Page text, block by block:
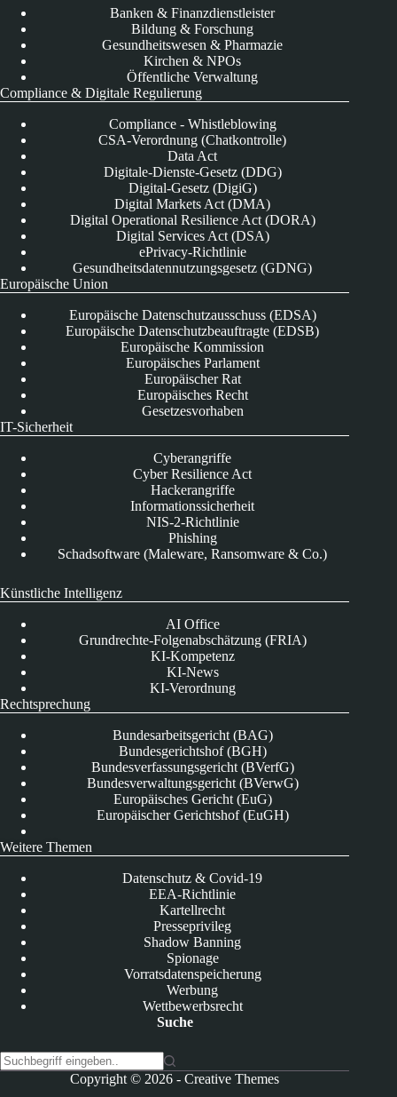
Banken & Finanzdienstleister
Bildung & Forschung
Gesundheitswesen & Pharmazie
Kirchen & NPOs
Öffentliche Verwaltung
Compliance & Digitale Regulierung
Compliance - Whistleblowing
CSA-Verordnung (Chatkontrolle)
Data Act
Digitale-Dienste-Gesetz (DDG)
Digital-Gesetz (DigiG)
Digital Markets Act (DMA)
Digital Operational Resilience Act (DORA)
Digital Services Act (DSA)
ePrivacy-Richtlinie
Gesundheitsdatennutzungsgesetz (GDNG)
Europäische Union
Europäische Datenschutzausschuss (EDSA)
Europäische Datenschutzbeauftragte (EDSB)
Europäische Kommission
Europäisches Parlament
Europäischer Rat
Europäisches Recht
Gesetzesvorhaben
IT-Sicherheit
Cyberangriffe
Cyber Resilience Act
Hackerangriffe
Informationssicherheit
NIS-2-Richtlinie
Phishing
Schadsoftware (Maleware, Ransomware & Co.)
Künstliche Intelligenz
AI Office
Grundrechte-Folgenabschätzung (FRIA)
KI-Kompetenz
KI-News
KI-Verordnung
Rechtsprechung
Bundesarbeitsgericht (BAG)
Bundesgerichtshof (BGH)
Bundesverfassungsgericht (BVerfG)
Bundesverwaltungsgericht (BVerwG)
Europäisches Gericht (EuG)
Europäischer Gerichtshof (EuGH)
Weitere Themen
Datenschutz & Covid-19
EEA-Richtlinie
Kartellrecht
Presseprivileg
Shadow Banning
Spionage
Vorratsdatenspeicherung
Werbung
Wettbewerbsrecht
Suche
Copyright © 2026 -Creative Themes